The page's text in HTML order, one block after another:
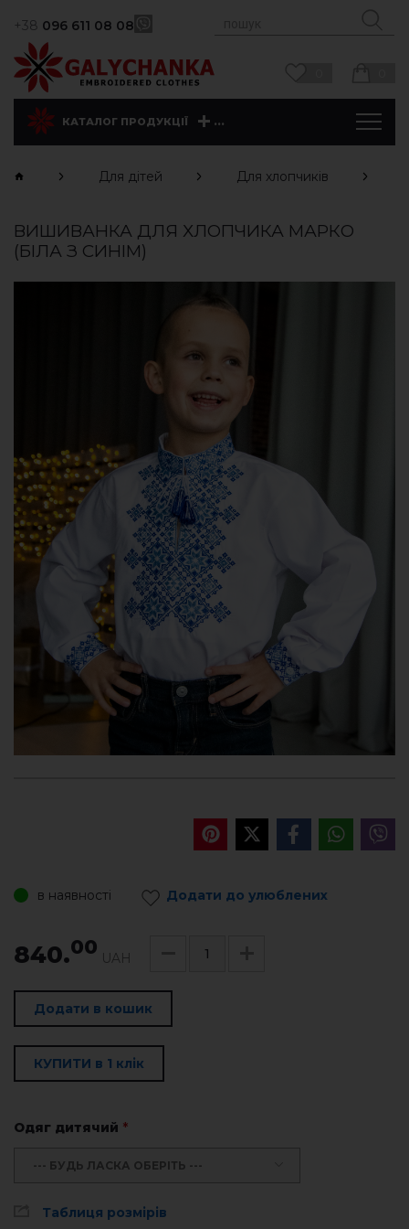
+38 096 611 08 08
КАТАЛОГ ПРОДУКЦІЇ ...
Для дітей Для хлопчиків
ВИШИВАНКА ДЛЯ ХЛОПЧИКА МАРКО
(БІЛА З СИНІМ)
в наявності Додати до улюблених
840.00 UAH
Додати в кошик
КУПИТИ в 1 клік
Одяг дитячий *
--- БУДЬ ЛАСКА ОБЕРІТЬ ---
Таблиця розмірів